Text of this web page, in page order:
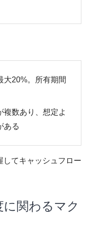
大20%。所有期間
複数あり、想定よ
ある
してキャッシュフロー
関わるマク